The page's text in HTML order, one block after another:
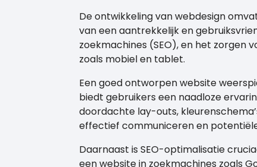
De ontwikkeling van webdesign
van een aantrekkelijk en
zoekmachines (SEO), en het zorgen
zoals mobiel en tablet.
Een goed ontworpen website
biedt gebruikers een naadloze
doordachte lay-outs,
effectief communiceren en
Daarnaast is SEO-optimalisatie
een website in zoekmachines zoals